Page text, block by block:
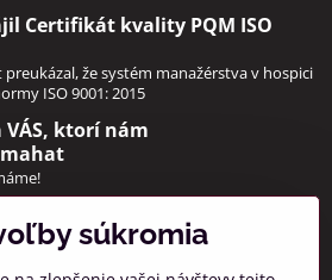
Certifikát kvality PQM ISO
že systém manažérstva v hospici
ISO 9001: 2015
VÁS, ktorí nám
súkromia